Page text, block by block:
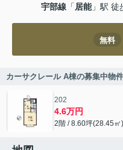
宇部線 「居能」駅 徒
無料
カーサクレール A棟の募集中物件
202
4.6万円
2階 / 8.60坪(28.45㎡)